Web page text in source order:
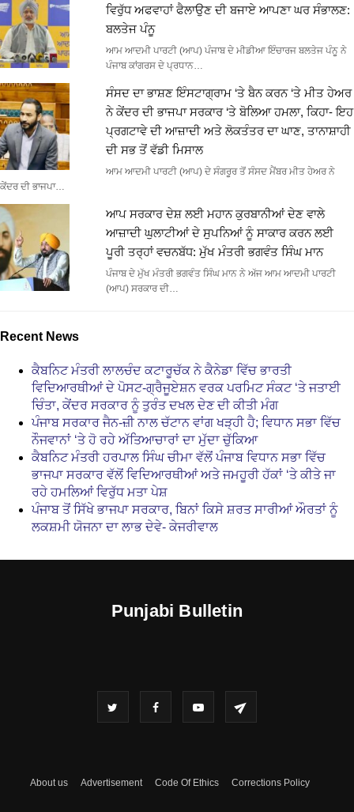
ਵਿਰੁੱਧ ਅਫਵਾਹਾਂ ਫੈਲਾਉਣ ਦੀ ਬਜਾਏ ਆਪਣਾ ਘਰ ਸੰਭਾਲਣ:
ਬਲਤੇਜ ਪੰਨੂ
ਆਮ ਆਦਮੀ ਪਾਰਟੀ (ਆਪ) ਪੰਜਾਬ ਦੇ ਮੀਡੀਆ ਇੰਚਾਰਜ ਬਲਤੇਜ ਪੰਨੂ ਨੇ
ਪੰਜਾਬ ਕਾਂਗਰਸ ਦੇ ਪ੍ਰਧਾਨ…
ਸੰਸਦ ਦਾ ਭਾਸ਼ਣ ਇੰਸਟਾਗ੍ਰਾਮ ‘ਤੇ ਬੈਨ ਕਰਨ ‘ਤੇ ਮੀਤ ਹੇਅਰ
ਨੇ ਕੇਂਦਰ ਦੀ ਭਾਜਪਾ ਸਰਕਾਰ ‘ਤੇ ਬੋਲਿਆ ਹਮਲਾ, ਕਿਹਾ- ਇਹ
ਪ੍ਰਗਟਾਵੇ ਦੀ ਆਜ਼ਾਦੀ ਅਤੇ ਲੋਕਤੰਤਰ ਦਾ ਘਾਣ, ਤਾਨਾਸ਼ਾਹੀ
ਦੀ ਸਭ ਤੋਂ ਵੱਡੀ ਮਿਸਾਲ
ਆਮ ਆਦਮੀ ਪਾਰਟੀ (ਆਪ) ਦੇ ਸੰਗਰੂਰ ਤੋਂ ਸੰਸਦ ਮੈਂਬਰ ਮੀਤ ਹੇਅਰ ਨੇ
ਕੇਂਦਰ ਦੀ ਭਾਜਪਾ…
ਆਪ ਸਰਕਾਰ ਦੇਸ਼ ਲਈ ਮਹਾਨ ਕੁਰਬਾਨੀਆਂ ਦੇਣ ਵਾਲੇ
ਆਜ਼ਾਦੀ ਘੁਲਾਟੀਆਂ ਦੇ ਸੁਪਨਿਆਂ ਨੂੰ ਸਾਕਾਰ ਕਰਨ ਲਈ
ਪੂਰੀ ਤਰ੍ਹਾਂ ਵਚਨਬੱਧ: ਮੁੱਖ ਮੰਤਰੀ ਭਗਵੰਤ ਸਿੰਘ ਮਾਨ
ਪੰਜਾਬ ਦੇ ਮੁੱਖ ਮੰਤਰੀ ਭਗਵੰਤ ਸਿੰਘ ਮਾਨ ਨੇ ਅੱਜ ਆਮ ਆਦਮੀ ਪਾਰਟੀ
(ਆਪ) ਸਰਕਾਰ ਦੀ…
Recent News
ਕੈਬਨਿਟ ਮੰਤਰੀ ਲਾਲਚੰਦ ਕਟਾਰੂਚੱਕ ਨੇ ਕੈਨੇਡਾ ਵਿੱਚ ਭਾਰਤੀ
ਵਿਦਿਆਰਥੀਆਂ ਦੇ ਪੋਸਟ-ਗ੍ਰੈਜੂਏਸ਼ਨ ਵਰਕ ਪਰਮਿਟ ਸੰਕਟ ‘ਤੇ ਜਤਾਈ
ਚਿੰਤਾ, ਕੇਂਦਰ ਸਰਕਾਰ ਨੂੰ ਤੁਰੰਤ ਦਖਲ ਦੇਣ ਦੀ ਕੀਤੀ ਮੰਗ
ਪੰਜਾਬ ਸਰਕਾਰ ਜੈਨ-ਜ਼ੀ ਨਾਲ ਚੱਟਾਨ ਵਾਂਗ ਖੜ੍ਹੀ ਹੈ; ਵਿਧਾਨ ਸਭਾ ਵਿੱਚ
ਨੌਜਵਾਨਾਂ ‘ਤੇ ਹੋ ਰਹੇ ਅੱਤਿਆਚਾਰਾਂ ਦਾ ਮੁੱਦਾ ਚੁੱਕਿਆ
ਕੈਬਨਿਟ ਮੰਤਰੀ ਹਰਪਾਲ ਸਿੰਘ ਚੀਮਾ ਵੱਲੋਂ ਪੰਜਾਬ ਵਿਧਾਨ ਸਭਾ ਵਿੱਚ
ਭਾਜਪਾ ਸਰਕਾਰ ਵੱਲੋਂ ਵਿਦਿਆਰਥੀਆਂ ਅਤੇ ਜਮਹੂਰੀ ਹੱਕਾਂ ‘ਤੇ ਕੀਤੇ ਜਾ
ਰਹੇ ਹਮਲਿਆਂ ਵਿਰੁੱਧ ਮਤਾ ਪੇਸ਼
ਪੰਜਾਬ ਤੋਂ ਸਿੱਖੇ ਭਾਜਪਾ ਸਰਕਾਰ, ਬਿਨਾਂ ਕਿਸੇ ਸ਼ਰਤ ਸਾਰੀਆਂ ਔਰਤਾਂ ਨੂੰ
ਲਕਸ਼ਮੀ ਯੋਜਨਾ ਦਾ ਲਾਭ ਦੇਵੇ- ਕੇਜਰੀਵਾਲ
Punjabi Bulletin
About us Advertisement Code Of Ethics Corrections Policy